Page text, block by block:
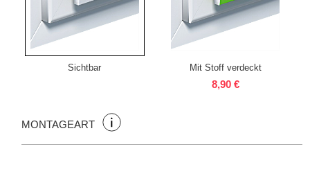
Sichtbar Mit Stoff verdeckt
8,90 €
MONTAGEART